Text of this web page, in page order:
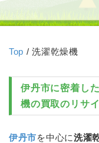
Top / 洗濯乾燥機
伊丹市に密着し
機の買取のリサ
伊丹市を中心に洗濯